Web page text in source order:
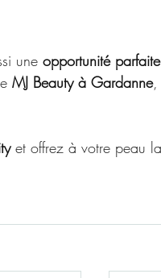
une opportunité
MJ Beauty à Gardanne,
et offrez à votre peau